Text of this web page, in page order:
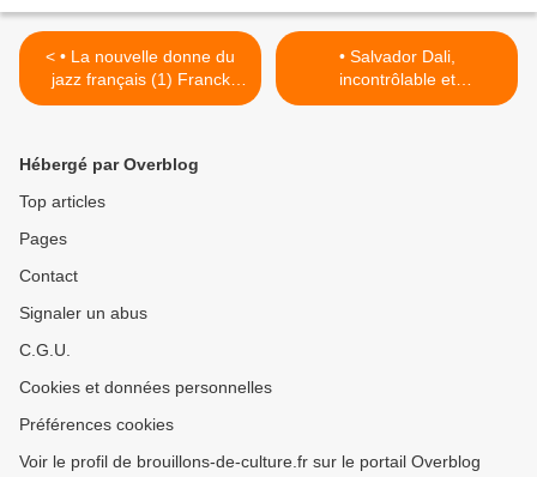
< • La nouvelle donne du
jazz français (1) Franck
Avitabile : quand le bebop
• Salvador Dali,
incontrôlable et
incontournable >
Hébergé par Overblog
Top articles
Pages
Contact
Signaler un abus
C.G.U.
Cookies et données personnelles
Préférences cookies
Voir le profil de brouillons-de-culture.fr sur le portail Overblog